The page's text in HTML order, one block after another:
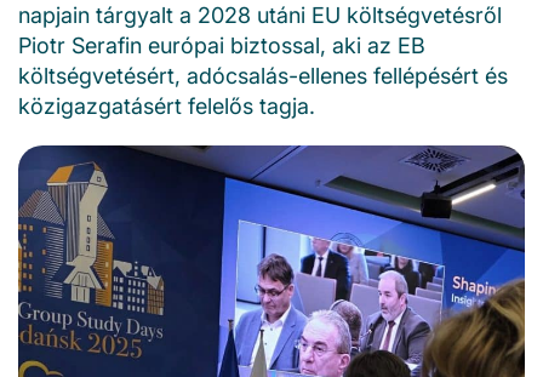
napjain tárgyalt a 2028 utáni EU költségvetésről
Piotr Serafin európai biztossal, aki az EB
költségvetésért, adócsalás-ellenes fellépésért és
közigazgatásért felelős tagja.